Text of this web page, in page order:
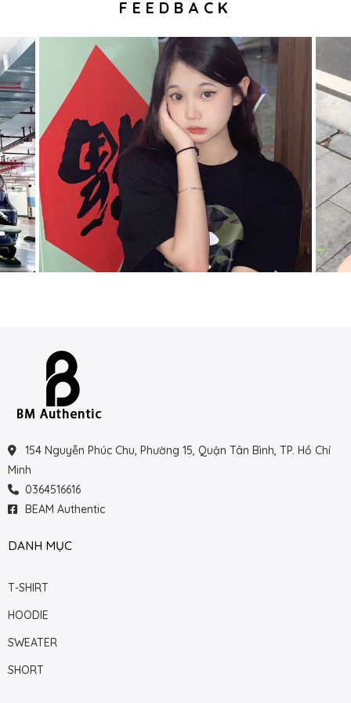
FEEDBACK
154 Nguyễn Phúc Chu, Phường 15, Quận Tân Bình, TP. Hồ Chí
Minh
0364516616
BEAM Authentic
DANH MỤC
T-SHIRT
HOODIE
SWEATER
SHORT